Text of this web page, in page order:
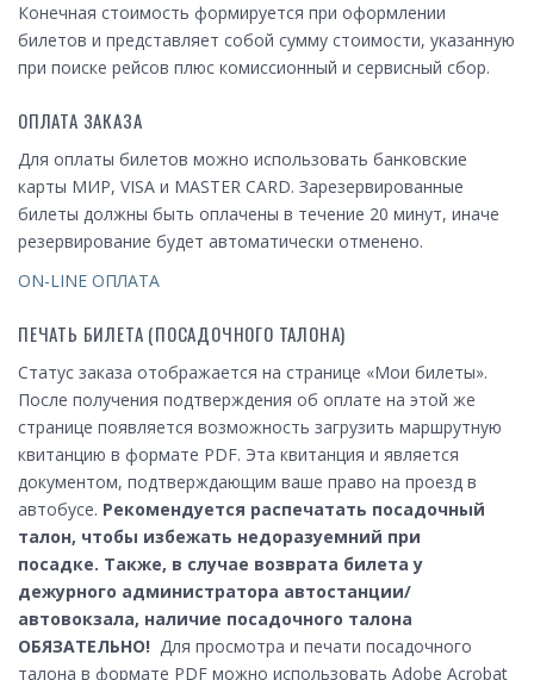
Конечная стоимость формируется при оформлении
билетов и представляет собой сумму стоимости, указанную
при поиске рейсов плюс комиссионный и сервисный сбор.
ОПЛАТА ЗАКАЗА
Для оплаты билетов можно использовать банковские
карты МИР, VISA и MASTER CARD. Зарезервированные
билеты должны быть оплачены в течение 20 минут, иначе
резервирование будет автоматически отменено.
ON-LINE ОПЛАТА
ПЕЧАТЬ БИЛЕТА (ПОСАДОЧНОГО ТАЛОНА)
Статус заказа отображается на странице «Мои билеты».
После получения подтверждения об оплате на этой же
странице появляется возможность загрузить маршрутную
квитанцию в формате PDF. Эта квитанция и является
документом, подтверждающим ваше право на проезд в
автобусе. Рекомендуется распечатать посадочный
талон, чтобы избежать недоразуемний при
посадке. Также, в случае возврата билета у
дежурного администратора автостанции/
автовокзала, наличие посадочного талона
ОБЯЗАТЕЛЬНО! Для просмотра и печати посадочного
талона в формате PDF можно использовать Adobe Acrobat